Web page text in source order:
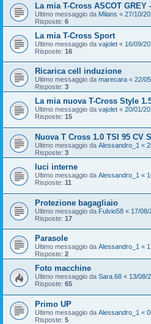
La mia T-Cross ASCOT GREY
Ultimo messaggio da Milans « 27/10/
Risposte: 6
La mia T-Cross Sport
Ultimo messaggio da vajolet « 16/09/
Risposte: 16
Ricarica cell induzione
Ultimo messaggio da marecara « 22/
Risposte: 3
La mia nuova T-Cross Style
Ultimo messaggio da vajolet « 20/01/
Risposte: 15
Nuova T Cross 1.0 TSI 95 CV
Ultimo messaggio da Alessandro_1 «
Risposte: 3
luci interne
Ultimo messaggio da Alessandro_1 «
Risposte: 11
Protezione bagagliaio
Ultimo messaggio da Fulvio58 « 17/08/
Risposte: 17
Parasole
Ultimo messaggio da Alessandro_1 «
Risposte: 2
Foto macchine
Ultimo messaggio da Sara.68 « 13/08/
Risposte: 65
Primo UP
Ultimo messaggio da Alessandro_1 «
Risposte: 5